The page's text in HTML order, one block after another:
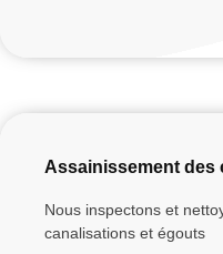
Assainissement des
Nous inspectons et
canalisations et égouts